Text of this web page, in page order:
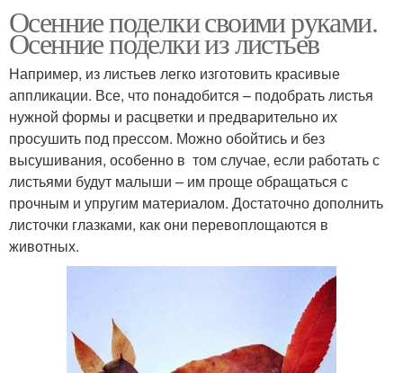
Осенние поделки своими руками.
Осенние поделки из листьев
Например, из листьев легко изготовить красивые
аппликации. Все, что понадобится – подобрать листья
нужной формы и расцветки и предварительно их
просушить под прессом. Можно обойтись и без
высушивания, особенно в том случае, если работать с
листьями будут малыши – им проще обращаться с
прочным и упругим материалом. Достаточно дополнить
листочки глазками, как они перевоплощаются в
животных.